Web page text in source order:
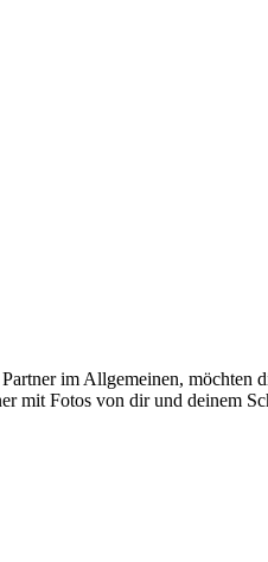
im Allgemeinen, möchten
mit Fotos von dir und deinem